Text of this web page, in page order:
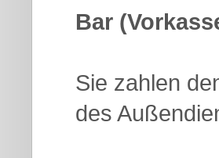
Bar
Sie zahlen
des